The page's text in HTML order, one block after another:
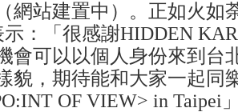
網站建置中）。正如火如
：「很感謝HIDDEN
會可以以個人身份來到台
貌，期待能和大家一起同
OF VIEW> in Taipei